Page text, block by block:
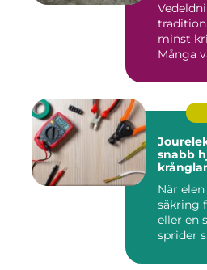
minst
Många
snabb
krånglar
När
säkring
eller en
sprider